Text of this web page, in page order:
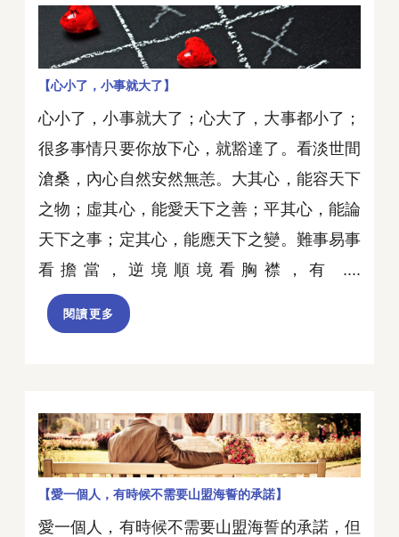
【心小了，小事就大了】
心小了，小事就大了；心大了，大事都小了；
很多事情只要你放下心，就豁達了。看淡世間
滄桑，內心自然安然無恙。大其心，能容天下
之物；虛其心，能愛天下之善；平其心，能論
天下之事；定其心，能應天下之變。難事易事
看擔當，逆境順境看胸襟，有 ....
閱讀更多
【愛一個人，有時候不需要山盟海誓的承諾】
愛一個人，有時候不需要山盟海誓的承諾，但